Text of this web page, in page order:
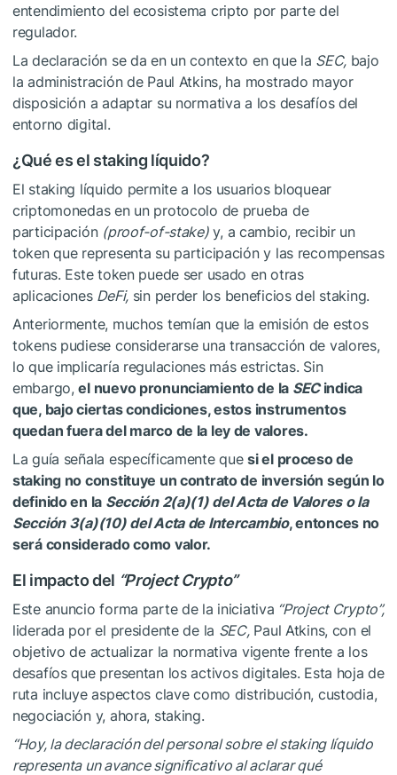
entendimiento del ecosistema cripto por parte del
regulador.
La declaración se da en un contexto en que la SEC, bajo
la administración de Paul Atkins, ha mostrado mayor
disposición a adaptar su normativa a los desafíos del
entorno digital.
¿Qué es el staking líquido?
El staking líquido permite a los usuarios bloquear
criptomonedas en un protocolo de prueba de
participación (proof-of-stake)y, a cambio, recibir un
token que representa su participación y las recompensas
futuras. Este token puede ser usado en otras
aplicaciones DeFi,sin perder los beneficios del staking.
Anteriormente, muchos temían que la emisión de estos
tokens pudiese considerarse una transacción de valores,
lo que implicaría regulaciones más estrictas. Sin
embargo,el nuevo pronunciamiento de la SECindica
que, bajo ciertas condiciones, estos instrumentos
quedan fuera del marco de la ley de valores.
La guía señala específicamente quesi el proceso de
staking no constituye un contrato de inversión según lo
definido en la Sección 2(a)(1) del Acta de Valores o la
Sección 3(a)(10) del Acta de Intercambio, entonces no
será considerado como valor.
El impacto del “Project Crypto”
Este anuncio forma parte de la iniciativa “Project Crypto”,
liderada por el presidente de la SEC,Paul Atkins, con el
objetivo de actualizar la normativa vigente frente a los
desafíos que presentan los activos digitales. Esta hoja de
ruta incluye aspectos clave como distribución, custodia,
negociación y, ahora, staking.
“Hoy, la declaración del personal sobre el staking líquido
representa un avance significativo al aclarar qué